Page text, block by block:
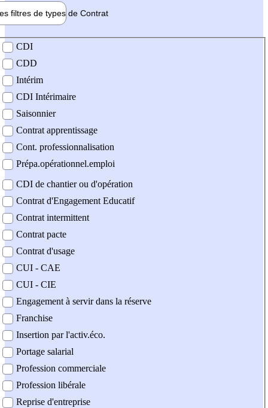
filtres de types de Contrat
contrat
CDI
CDD
Intérim
CDI Intérimaire
Saisonnier
Contrat apprentissage
Cont. professionnalisation
Prépa.opérationnel.emploi
CDI de chantier ou d'opération
Contrat d'Engagement Educatif
Contrat intermittent
Contrat pacte
Contrat d'usage
CUI - CAE
CUI - CIE
Engagement à servir dans la réserve
Franchise
Insertion par l'activ.éco.
Portage salarial
Profession commerciale
Profession libérale
Reprise d'entreprise